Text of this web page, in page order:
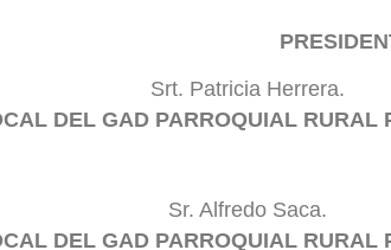
Srt. Patricia Herrera.
DEL GAD PARROQUIAL RURAL
Sr. Alfredo Saca.
DEL GAD PARROQUIAL RURAL